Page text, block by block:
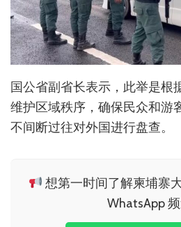
国公省副省长表示，此举是根
维护区域秩序，确保民众和游
不间断过往对外国进行盘查。
想第一时间了解柬埔寨
WhatsApp 频